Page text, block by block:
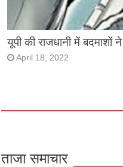
यूपी की राजधानी में बदमाशों
April 18, 2022
ताजा समाचार